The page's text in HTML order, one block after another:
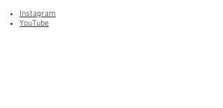
Instagram
YouTube